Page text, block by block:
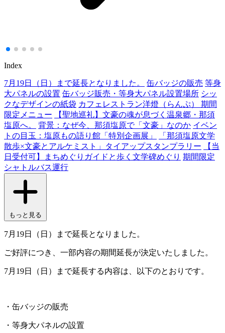
Index
7月19日（日）まで延長となりました。 缶バッジの販売 等身
大パネルの設置 缶バッジ販売・等身大パネル設置場所 シッ
クなデザインの紙袋 カフェレストラン洋燈（らんぷ） 期間
限定メニュー
【聖地巡礼】文豪の魂が息づく温泉郷・那須
塩原へ。
背景：なぜ今、那須塩原で「文豪」なのか イベン
トの目玉：塩原もの語り館「特別企画展」
「那須塩原文学
散歩×文豪とアルケミスト」タイアップスタンプラリー
【当
日受付可】まちめぐりガイドと歩く文学碑めぐり 期間限定
シャトルバス運行
もっと見る
7月19日（日）まで延長となりました。
ご好評につき、 一部内容の期間延長が決定いたしました。
7月19日（日）まで延長する内容は、以下のとおりです。
・缶バッジの販売
・等身大パネルの設置